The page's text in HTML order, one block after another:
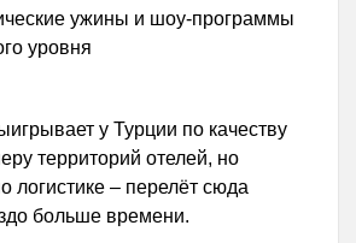
ужины и шоу-программы
уровня
у Турции по качеству
территорий отелей, но
логистике – перелёт сюда
больше времени.